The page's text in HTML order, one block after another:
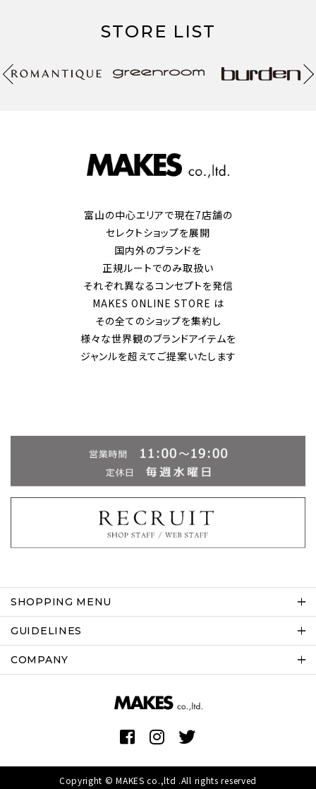
STORE LIST
富山の中心エリアで現在7店舗の
セレクトショップを展開
国内外のブランドを
正規ルートでのみ取扱い
それぞれ異なるコンセプトを発信
MAKES ONLINE STORE は
その全てのショップを集約し
様々な世界観のブランドアイテムを
ジャンルを超えてご提案いたします
SHOPPING MENU
GUIDELINES
COMPANY
Copyright © MAKES co.,ltd .All rights reserved